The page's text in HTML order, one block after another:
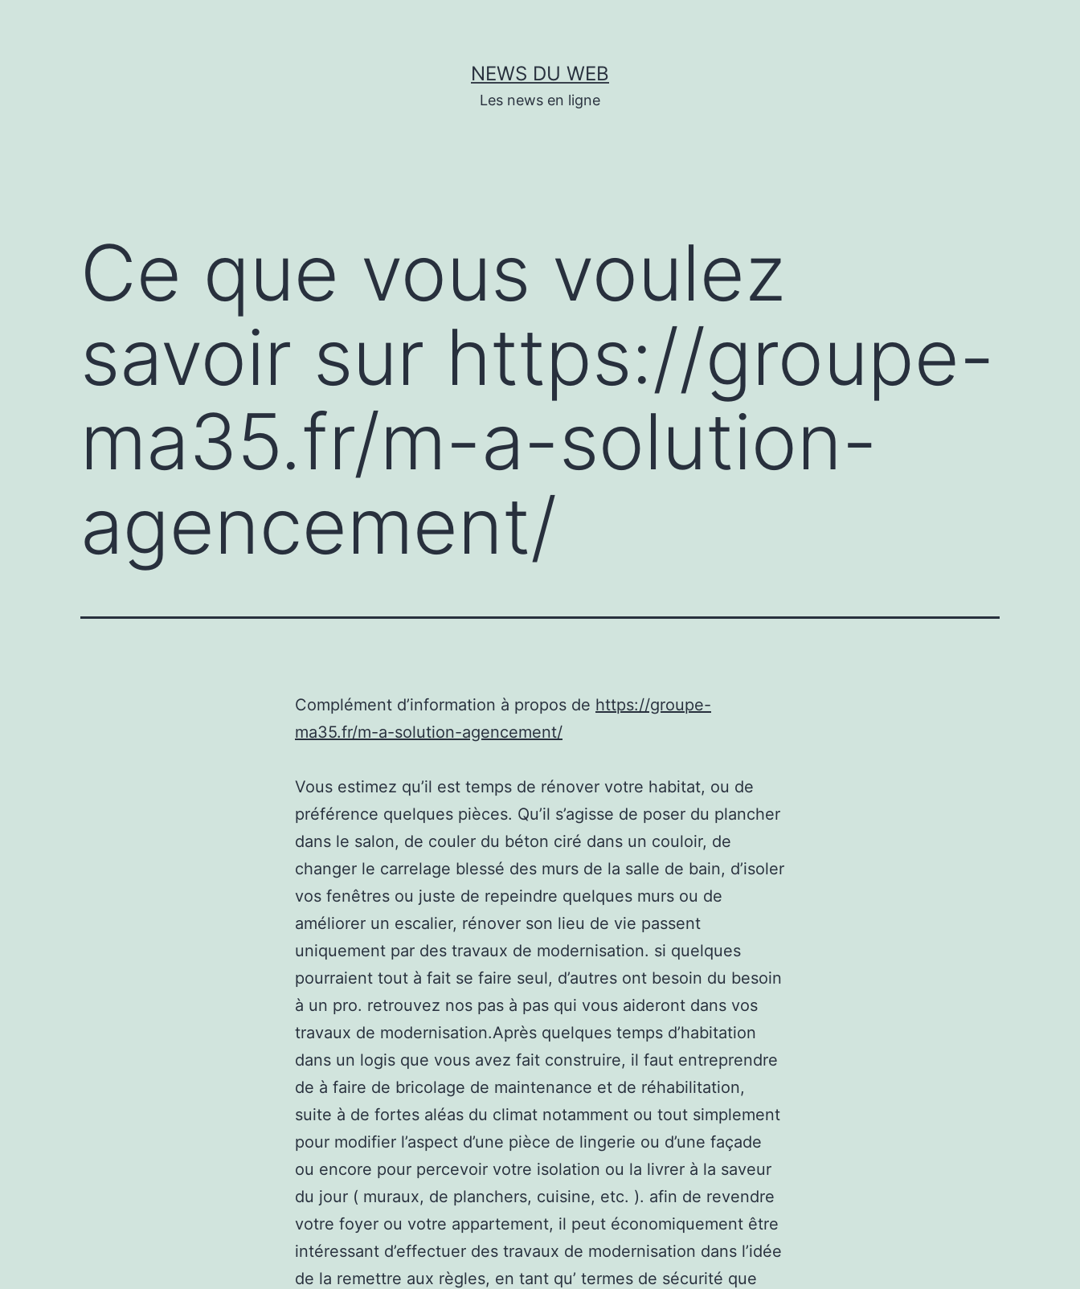
NEWS DU WEB
Les news en ligne
Ce que vous voulez
savoir sur https://groupe-
ma35.fr/m-a-solution-
agencement/
Complément d’information à propos de https://groupe-
ma35.fr/m-a-solution-agencement/
Vous estimez qu’il est temps de rénover votre habitat, ou de
préférence quelques pièces. Qu’il s’agisse de poser du plancher
dans le salon, de couler du béton ciré dans un couloir, de
changer le carrelage blessé des murs de la salle de bain, d’isoler
vos fenêtres ou juste de repeindre quelques murs ou de
améliorer un escalier, rénover son lieu de vie passent
uniquement par des travaux de modernisation. si quelques
pourraient tout à fait se faire seul, d’autres ont besoin du besoin
à un pro. retrouvez nos pas à pas qui vous aideront dans vos
travaux de modernisation.Après quelques temps d’habitation
dans un logis que vous avez fait construire, il faut entreprendre
de à faire de bricolage de maintenance et de réhabilitation,
suite à de fortes aléas du climat notamment ou tout simplement
pour modifier l’aspect d’une pièce de lingerie ou d’une façade
ou encore pour percevoir votre isolation ou la livrer à la saveur
du jour ( muraux, de planchers, cuisine, etc. ). afin de revendre
votre foyer ou votre appartement, il peut économiquement être
intéressant d’effectuer des travaux de modernisation dans l’idée
de la remettre aux règles, en tant qu’ termes de sécurité que